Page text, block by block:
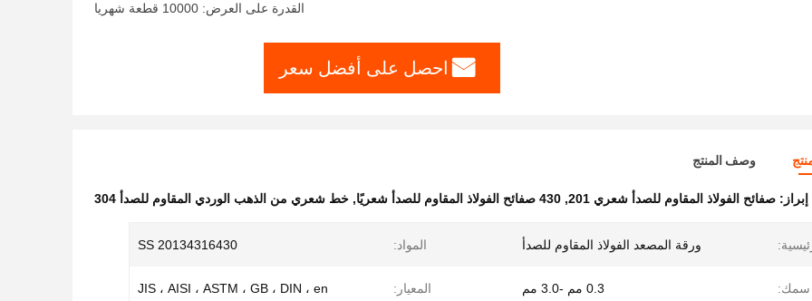
القدرة على العرض: 10000 قطعة شهريا
احصل على أفضل سعر
وصف المنتج
إبراز: صفائح الفولاذ المقاوم للصدأ شعري 201 , 430 صفائح الفولاذ المقاوم للصدأ شعريًا , خط شعري من الذهب الوردي المقاوم للصدأ 304
ورقة المصعد الفولاذ المقاوم للصدأ المواد: SS 20134316430
سمك: 0.3 مم -3.0 مم المعيار: JIS ، AISI ، ASTM ، GB ، DIN ، en